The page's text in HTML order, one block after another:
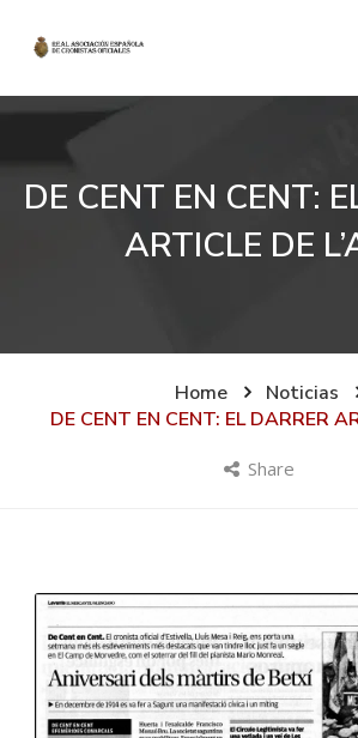
DE CENT EN CENT:
ARTICLE DE
Home
Noticias
DE CENT EN CENT: EL DARRER
Share